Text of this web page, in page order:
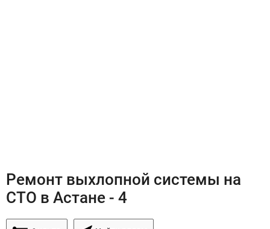
Ремонт выхлопной системы на
СТО в Астане - 4